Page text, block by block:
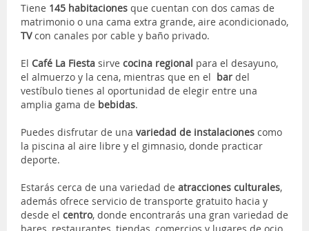
Tiene 145 habitaciones que cuentan con dos camas de
matrimonio o una cama extra grande, aire acondicionado,
TVcon canales por cable y baño privado.
El Café La Fiesta sirve cocina regional para el desayuno,
el almuerzo y la cena, mientras que en el bar del
vestíbulo tienes al oportunidad de elegir entre una
amplia gama de bebidas.
Puedes disfrutar de una variedad de instalaciones como
la piscina al aire libre y el gimnasio, donde practicar
deporte.
Estarás cerca de una variedad de atracciones culturales,
además ofrece servicio de transporte gratuito hacia y
desde el centro, donde encontrarás una gran variedad de